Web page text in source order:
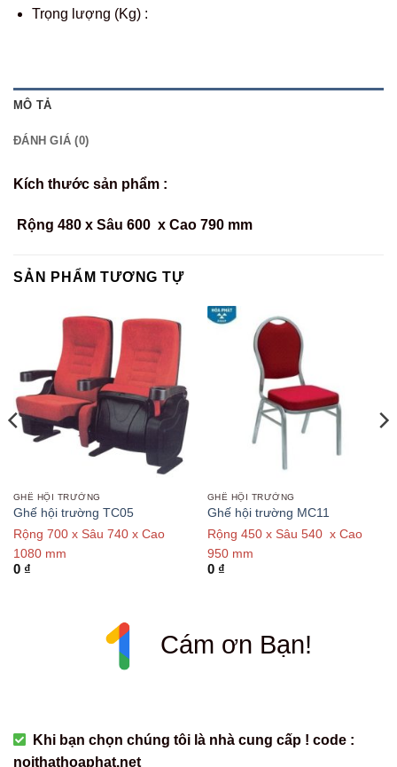
Trọng lượng (Kg) :
MÔ TẢ
ĐÁNH GIÁ (0)
Kích thước sản phẩm :
Rộng 480 x Sâu 600 x Cao 790 mm
SẢN PHẨM TƯƠNG TỰ
GHẾ HỘI TRƯỜNG
Ghế hội trường TC05
Rộng 700 x Sâu 740 x Cao
1080 mm
0 ₫
GHẾ HỘI TRƯỜNG
Ghế hội trường MC11
Rộng 450 x Sâu 540 x Cao
950 mm
0 ₫
Cám ơn Bạn!
Khi bạn chọn chúng tôi là nhà cung cấp ! code :
noithathoaphat.net